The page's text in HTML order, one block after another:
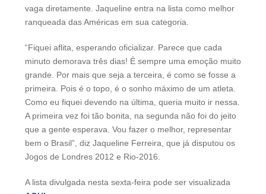
vaga diretamente. Jaqueline entra na lista como melhor
ranqueada das Américas em sua categoria.
“Fiquei aflita, esperando oficializar. Parece que cada
minuto demorava três dias! É sempre uma emoção muito
grande. Por mais que seja a terceira, é como se fosse a
primeira. Pois é o topo, é o sonho máximo de um atleta.
Como eu fiquei devendo na última, queria muito ir nessa.
A primeira vez foi tão bonita, na segunda não foi do jeito
que a gente esperava. Vou fazer o melhor, representar
bem o Brasil”, diz Jaqueline Ferreira, que já disputou os
Jogos de Londres 2012 e Rio-2016.
A lista divulgada nesta sexta-feira pode ser visualizada